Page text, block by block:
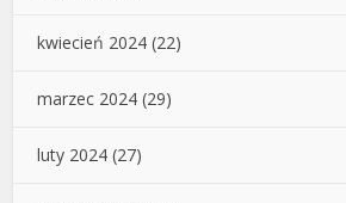
kwiecień 2024 (22)
marzec 2024 (29)
luty 2024 (27)